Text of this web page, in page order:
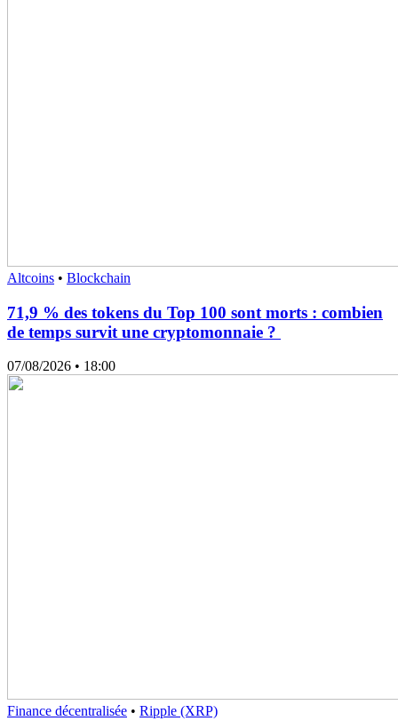
Altcoins • Blockchain
71,9 % des tokens du Top 100 sont morts : combien
de temps survit une cryptomonnaie ?
07/08/2026 • 18:00
Finance décentralisée • Ripple (XRP)